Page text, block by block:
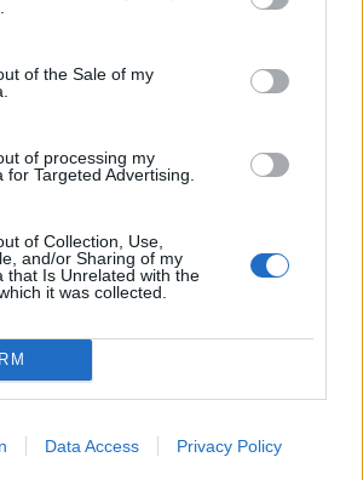
of the Sale of my
of processing my
for Targeted Advertising.
of Collection, Use,
and/or Sharing of my
that Is Unrelated with the
it was collected.
Data Access Privacy Policy
Ειδικότητα